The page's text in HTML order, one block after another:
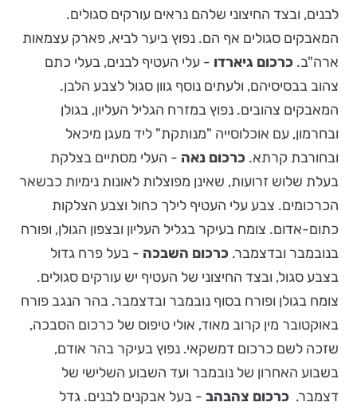
לבנים, ובצד החיצוני שלהם נראים עורקים סגולים.
המאבקים סגולים אף הם. נפוץ ביער לביא, פארק עצמאות
ארה"ב. כרכום גיארדו - עלי העטיף לבנים, בעלי כתם
צהוב בבסיסיהם, ולעתים נוסף גוון סגול לצבע הלבן.
המאבקים צהובים. נפוץ במזרח הגליל העליון, בגולן
ובחרמון, עם אוכלוסייה "מנותקת" ליד מעגן מיכאל
ובחורבת קרתא. כרכום נאה - העלי מסתיים בצלקת
בעלת שלוש זרועות, שאינן מפוצלות לאונות נימיות כבשאר
הכרכומים. צבע עלי העטיף לילך כחול וצבע הצלקות
כתום-אדום. צומח בעיקר בגליל העליון ובצפון הגולן, ופורח
בנובמבר ובדצמבר. כרכום השבכה - בעל פרח גדול
בצבע סגול, ובצד החיצוני של העטיף יש עורקים סגולים.
צומח בגולן ופורח בסוף נובמבר ובדצמבר. בהר הנגב פורח
באוקטובר מין קרוב מאוד, אולי טיפוס של כרכום הסבכה,
שזכה לשם כרכום דמשקאי. נפוץ בעיקר בהר אודם,
בשבוע האחרון של נובמבר ועד השבוע השלישי של
דצמבר. כרכום צהבהב - בעל אבקנים לבנים. גדל